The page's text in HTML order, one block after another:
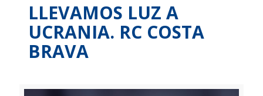
LLEVAMOS LUZ A
UCRANIA. RC COSTA
BRAVA